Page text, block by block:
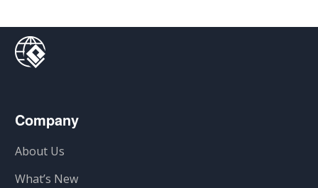
Company
About Us
What’s New